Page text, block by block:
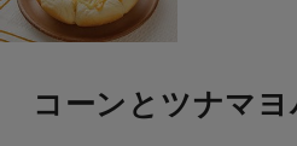
コーンとツナマヨ